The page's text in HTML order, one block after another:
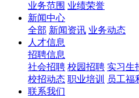
业务范围 业绩荣誉
新闻中心
全部 新闻资讯 业务动态
人才信息
招聘信息
社会招聘 校园招聘 实习生
校招动态 职业培训
员工福
联系我们